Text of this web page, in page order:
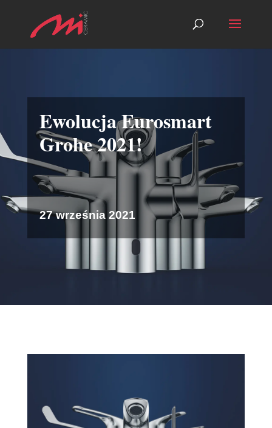
Ewolucja Eurosmart
Grohe 2021!
27 września 2021